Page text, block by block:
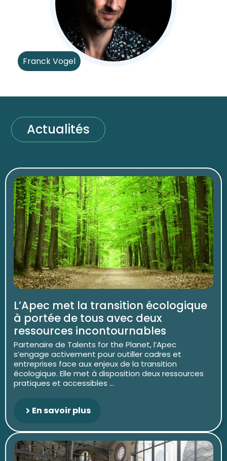
Franck Vogel
Actualités
L’Apec met la transition écologique
à portée de tous avec deux
ressources incontournables
Partenaire de Talents for the Planet, l’Apec
s’engage activement pour outiller cadres et
entreprises face aux enjeux de la transition
écologique. Elle met à disposition deux ressources
pratiques et accessibles ...
En savoir plus